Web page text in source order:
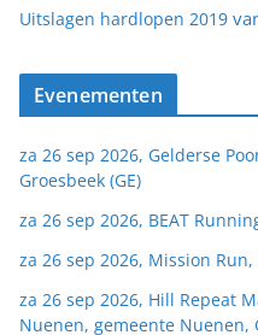
Uitslagen hardlopen 2019
Evenementen
za 26 sep 2026, Gelderse
Groesbeek (GE)
za 26 sep 2026, BEAT
za 26 sep 2026, Mission Run,
za 26 sep 2026, Hill Repeat
Nuenen, gemeente Nuenen,